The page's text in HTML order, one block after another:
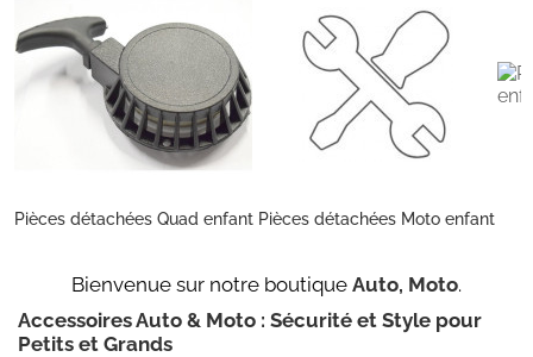
Pièces détachées Quad enfant Pièces détachées Moto enfant
Bienvenue sur notre boutique Auto, Moto.
Accessoires Auto & Moto : Sécurité et Style pour
Petits et Grands